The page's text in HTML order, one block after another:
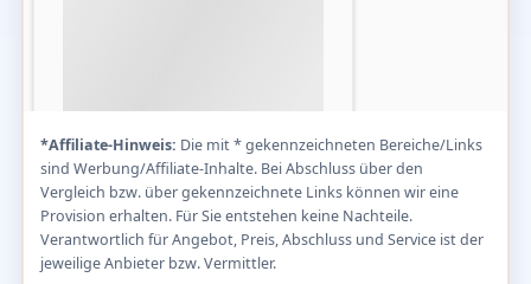
*Affiliate-Hinweis: Die mit * gekennzeichneten Bereiche/Links
sind Werbung/Affiliate-Inhalte. Bei Abschluss über den
Vergleich bzw. über gekennzeichnete Links können wir eine
Provision erhalten. Für Sie entstehen keine Nachteile.
Verantwortlich für Angebot, Preis, Abschluss und Service ist der
jeweilige Anbieter bzw. Vermittler.